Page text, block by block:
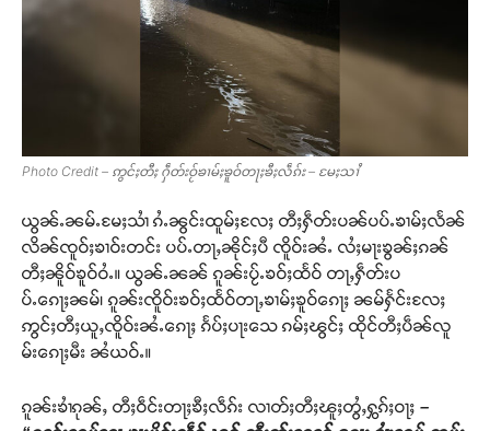
Photo Credit – ဢွင်ႈတီႈ ႁဵတ်းဝႂ်ၶၢမ်ႈၶူဝ်တႃႈၶီႈလဵၵ်း – မႄႈသၢႆ
ယွၼ်ႉၼမ်ႉမႄႈသၢႆ ၵႆႉၼွင်းထူမ်ႈလႄႈ တီႈႁဵတ်းပၼ်ပပ်ႉၶၢမ်ႈလႅၼ်
လိၼ်ၸူဝ်ႈၶၢဝ်းတင်း ပပ်ႉတႃႇၼိုင်ႈပီ ၸိူဝ်းၼႆႉ လႆႈမႃးၶွၼ်ႈၵၼ်
တီႈၼိူဝ်ၶူဝ်ဝႆႉ။ ယွၼ်ႉၼၼ် ၵူၼ်းပႂ်ႉၶဝ်ႈထႅဝ် တႃႇႁဵတ်းပ
ပ်ႉၵေႃႈၼမ်၊ ၵူၼ်းၸိူဝ်းၶဝ်ႈထႅဝ်တႃႇၶၢမ်ႈၶူဝ်ၵေႃႈ ၼမ်ႁႅင်းလႄႈ
ဢွင်ႈတီႈယူႇၸိူဝ်းၼႆႉၵေႃႈ ၵႅပ်ႈပႃးသေ ၵမ်ႈၽွင်ႈ ထိုင်တီႈပဵၼ်လူ
မ်းၵေႃႈမီး ၼႆယဝ်ႉ။
ၵူၼ်းၶၢႆၵုၼ်ႇ တီႈဝဵင်းတႃႈၶီႈလဵၵ်း လၢတ်ႈတီႈၽူႈတွႆႇႁွၵ်ႈဝႃႈ –